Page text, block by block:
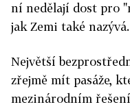
ní nedělají dost pro
jak Zemi také nazývá.
Největší
zřejmě mít pasáže,
mezinárodním